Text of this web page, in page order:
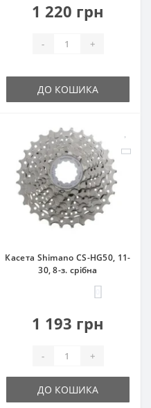
1 220 грн
- +
ДО КОШИКА
Касета Shimano CS-HG50, 11-
30, 8-з. срібна
1 193 грн
- +
ДО КОШИКА